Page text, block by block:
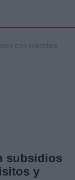
con subsidios
subsidios
y